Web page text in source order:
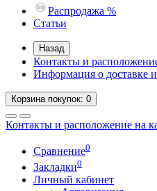
Распродажа %
Статьи
Назад
Контакты и
Информация о доставке
Корзинапокупок: 0
Контакты и расположение на
Сравнение0
Закладки0
Личный кабинет